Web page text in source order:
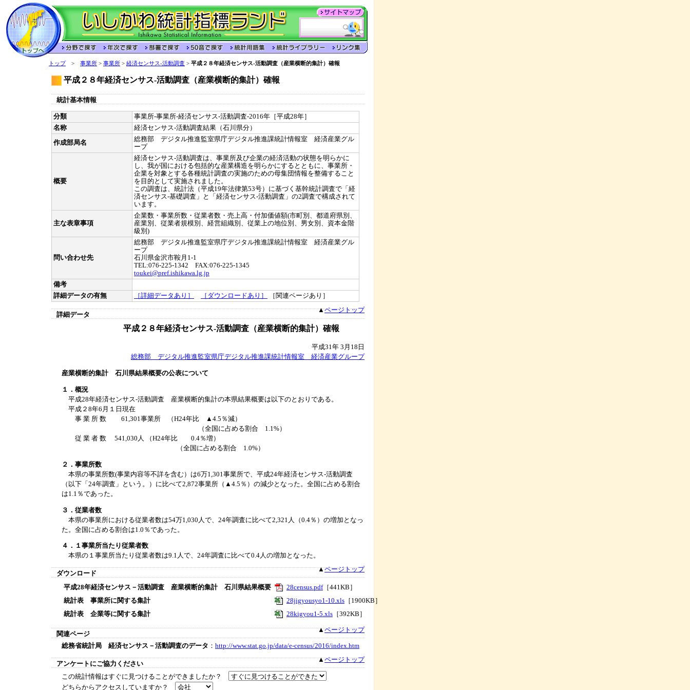
トップ> 事業所 > 事業所 > 経済センサス-活動調査 > 平成２８年経済センサス-活動調査（産業横断的集計）確報
平成２８年経済センサス-活動調査（産業横断的集計）確報
統計基本情報
分類
事業所-事業所-経済センサス-活動調査-2016年［平成28年］
名称
経済センサス-活動調査結果（石川県分）
作成部局名
総務部 デジタル推進監室県庁デジタル推進課統計情報室 経済産業グル
ープ
概要
経済センサス-活動調査は、事業所及び企業の経済活動の状態を明らかに
し、我が国における包括的な産業構造を明らかにするとともに、事業所・
企業を対象とする各種統計調査の実施のための母集団情報を整備すること
を目的として実施されました。
この調査は、統計法（平成19年法律第53号）に基づく基幹統計調査で「経
済センサス-基礎調査」と「経済センサス-活動調査」の2調査で構成されて
います。
主な表章事項
企業数・事業所数・従業者数・売上高・付加価値額(市町別、都道府県別、
産業別、従業者規模別、経営組織別、従業上の地位別、男女別、資本金階
級別)
問い合わせ先
総務部 デジタル推進監室県庁デジタル推進課統計情報室 経済産業グル
ープ
石川県金沢市鞍月1-1
TEL:076-225-1342 FAX:076-225-1345
toukei@pref.ishikawa.lg.jp
備考
詳細データの有無
［詳細データあり］ ［ダウンロードあり］ ［関連ページあり］
詳細データ
▲ページトップ
平成２８年経済センサス-活動調査（産業横断的集計）確報
平成31年 3月18日
総務部 デジタル推進監室県庁デジタル推進課統計情報室 経済産業グループ
産業横断的集計 石川県結果概要の公表について
１．概況
平成28年経済センサス-活動調査 産業横断的集計の本県結果概要は以下のとおりである。
平成２8年6月１日現在
事 業 所 数 61,301事業所 （H24年比 ▲4.5％減）
（全国に占める割合 1.1%）
従 業 者 数 541,030人 （H24年比 0.4％増）
（全国に占める割合 1.0%）
２．事業所数
本県の事業所数(事業内容等不詳を含む）は6万1,301事業所で、平成24年経済センサス-活動調査
（以下「24年調査」という。）に比べて2,872事業所（▲4.5％）の減少となった。全国に占める割合
は1.1％であった。
３．従業者数
本県の事業所における従業者数は54万1,030人で、24年調査に比べて2,321人（0.4％）の増加となっ
た。全国に占める割合は1.0％であった。
４．１事業所当たり従業者数
本県の１事業所当たり従業者数は9.1人で、24年調査に比べて0.4人の増加となった。
ダウンロード
▲ページトップ
平成28年経済センサス－活動調査 産業横断的集計 石川県結果概要 28census.pdf［441KB］
統計表 事業所に関する集計
28jigyousyo1-10.xls ［1900KB］
統計表 企業等に関する集計
28kigyou1-5.xls ［392KB］
関連ページ
▲ページトップ
総務省統計局 経済センサス－活動調査のデータ ： http://www.stat.go.jp/data/e-census/2016/index.htm
アンケートにご協力ください
▲ページトップ
この統計情報はすぐに見つけることができましたか？
どちらからアクセスしていますか？